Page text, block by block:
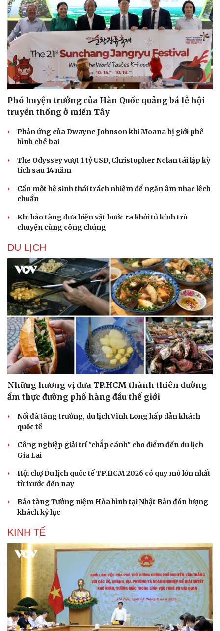
Nhi khoa
Nam khoa
Làm đẹp - giảm cân
Phòng mạch online
Ăn sạch sống khỏe
Phó huyện trưởng của Hàn Quốc quảng bá lễ hội
truyền thống ở miền Tây
Phản ứng của Dwayne Johnson khi Moana bị giới phê
bình chê bai
The Odyssey vượt 1 tỷ USD, Christopher Nolan tái lập kỳ
tích sau 14 năm
Cần một hệ sinh thái trách nhiệm để ngăn âm nhạc lệch
chuẩn
Khi bảo tàng đưa hiện vật bước ra khỏi tủ kính trò
chuyện cùng công chúng
DU LỊCH
Những hương vị đưa TP.HCM thành thiên đường
ẩm thực đường phố hàng đầu thế giới
Nối đà tăng trưởng, du lịch Vĩnh Long hấp dẫn khách
quốc tế
Công nghiệp giải trí "chắp cánh" cho điểm đến du lịch
Gia Lai
Hội chợ Du lịch quốc tế TP.HCM 2026 có quy mô lớn nhất
từ trước đến nay
Bảo tàng Tưởng niệm Hòa bình tại Nhật Bản đón lượng
khách kỷ lục
KINH TẾ